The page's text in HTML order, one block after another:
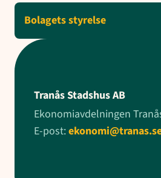
Bolagets styrelse
Tranås Stadshus AB
Ekonomiavdelningen
E-post: